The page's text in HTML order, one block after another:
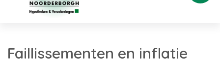
Faillissementen en inflatie